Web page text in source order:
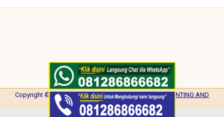
Copyright ©2026NISA PRINTING| Powered byNISA PRINTING AND
PROMOTION